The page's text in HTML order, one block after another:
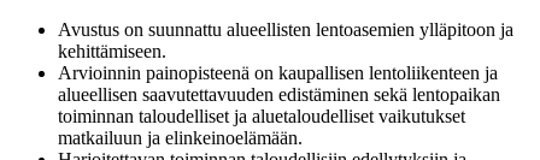
Avustus on suunnattu alueellisten lentoasemien ylläpitoon ja
kehittämiseen.
Arvioinnin painopisteenä on kaupallisen lentoliikenteen ja
alueellisen saavutettavuuden edistäminen sekä lentopaikan
toiminnan taloudelliset ja aluetaloudelliset vaikutukset
matkailuun ja elinkeinoelämään.